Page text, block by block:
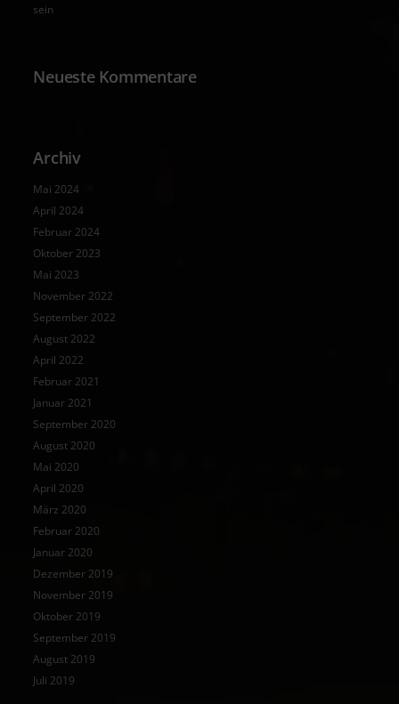
sein
Neueste Kommentare
Archiv
Mai 2024
April 2024
Februar 2024
Oktober 2023
Mai 2023
November 2022
September 2022
August 2022
April 2022
Februar 2021
Januar 2021
September 2020
August 2020
Mai 2020
April 2020
März 2020
Februar 2020
Januar 2020
Dezember 2019
November 2019
Oktober 2019
September 2019
August 2019
Juli 2019